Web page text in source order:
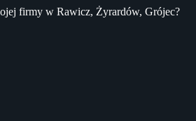
firmy w Rawicz, Żyrardów, Grójec?